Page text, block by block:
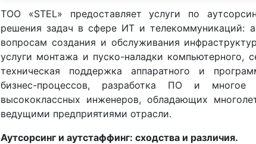
ТОО «STEL» предоставляет услуги по
решения задач в сфере ИТ и телекоммуникаций:
вопросам создания и обслуживания
услуги монтажа и пуско-наладки компьютерного,
техническая поддержка аппаратного и
бизнес-процессов, разработка ПО и
высококлассных инженеров, обладающих
ведущими предприятиями отрасли.
Аутсорсинг и аутстаффинг: сходства и различия.